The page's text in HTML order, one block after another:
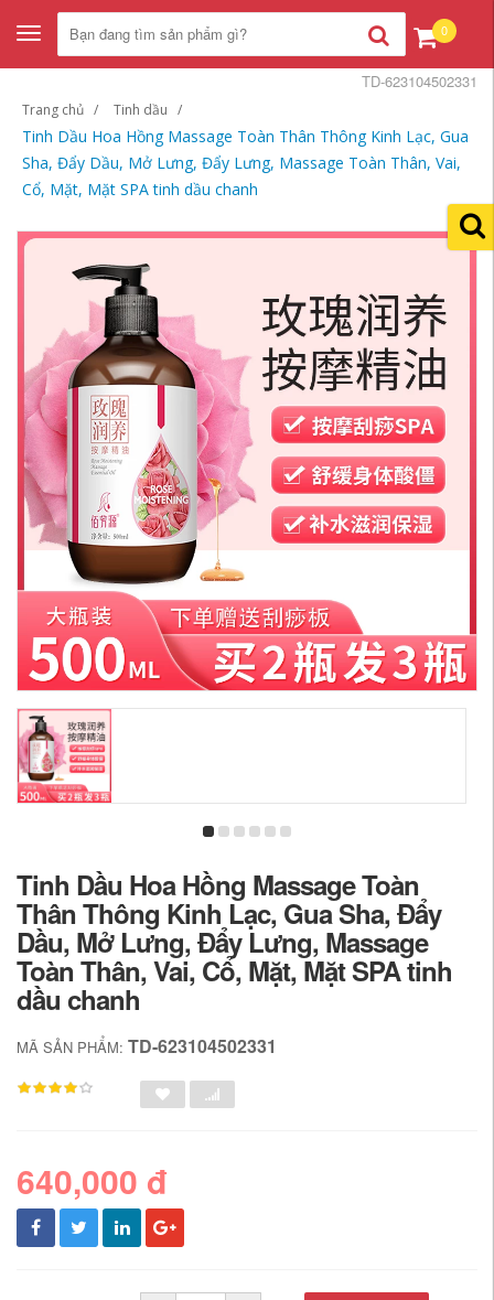
Toggle
navigation
0
Trang chủ Tinh dầu
Tinh Dầu Hoa Hồng Massage Toàn Thân Thông Kinh Lạc, Gua
Sha, Đẩy Dầu, Mở Lưng, Đẩy Lưng, Massage Toàn Thân, Vai,
Cổ, Mặt, Mặt SPA tinh dầu chanh
TD-623104502331
Tinh Dầu Hoa Hồng Massage Toàn
Thân Thông Kinh Lạc, Gua Sha, Đẩy
Dầu, Mở Lưng, Đẩy Lưng, Massage
Toàn Thân, Vai, Cổ, Mặt, Mặt SPA tinh
dầu chanh
MÃ SẢN PHẨM: TD-623104502331
640,000 đ